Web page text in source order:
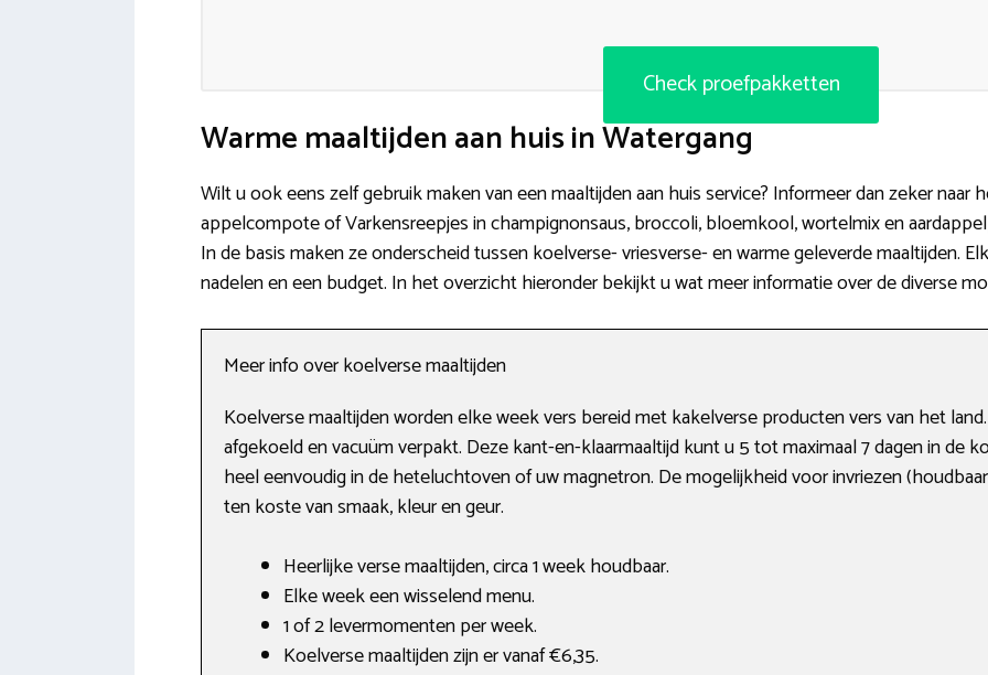
Check proefpakketten
Warme maaltijden aan huis in Watergang
Wilt u ook eens zelf gebruik maken van een maaltijden aan huis service? Informeer dan zeker naar
appelcompote of Varkensreepjes in champignonsaus, broccoli, bloemkool, wortelmix en
In de basis maken ze onderscheid tussen koelverse- vriesverse- en warme geleverde maaltijden.
nadelen en een budget. In het overzicht hieronder bekijkt u wat meer informatie over de diverse
Meer info over koelverse maaltijden
Koelverse maaltijden worden elke week vers bereid met kakelverse producten vers van het
afgekoeld en vacuüm verpakt. Deze kant-en-klaarmaaltijd kunt u 5 tot maximaal 7 dagen in de
heel eenvoudig in de heteluchtoven of uw magnetron. De mogelijkheid voor invriezen
ten koste van smaak, kleur en geur.
Heerlijke verse maaltijden, circa 1 week houdbaar.
Elke week een wisselend menu.
1 of 2 levermomenten per week.
Koelverse maaltijden zijn er vanaf €6,35.